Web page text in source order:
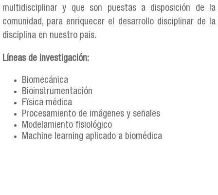
multidisciplinar y que son puestas a disposición de la
comunidad, para enriquecer el desarrollo disciplinar de la
disciplina en nuestro país.
Líneas de investigación:
Biomecánica
Bioinstrumentación
Fïsica médica
Procesamiento de imágenes y señales
Modelamiento fisiológico
Machine learning aplicado a biomédica